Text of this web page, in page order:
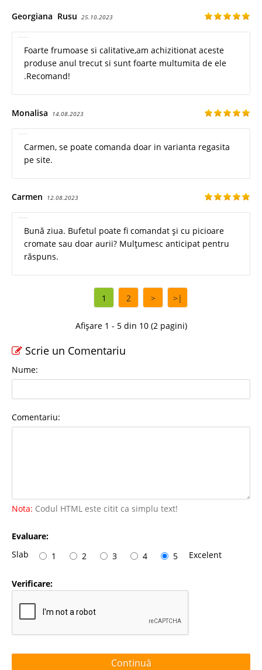
Georgiana Rusu 25.10.2023
Foarte frumoase si calitative,am achizitionat aceste
produse anul trecut si sunt foarte multumita de ele
.Recomand!
Monalisa 14.08.2023
Carmen, se poate comanda doar in varianta regasita
pe site.
Carmen 12.08.2023
Bună ziua. Bufetul poate fi comandat și cu picioare
cromate sau doar aurii? Mulțumesc anticipat pentru
răspuns.
1 2 > >|
Afișare 1 - 5 din 10 (2 pagini)
Scrie un Comentariu
Nume:
Comentariu:
Nota: Codul HTML este citit ca simplu text!
Evaluare:
Slab
1 2 3 4 5 Excelent
Verificare:
Continuă